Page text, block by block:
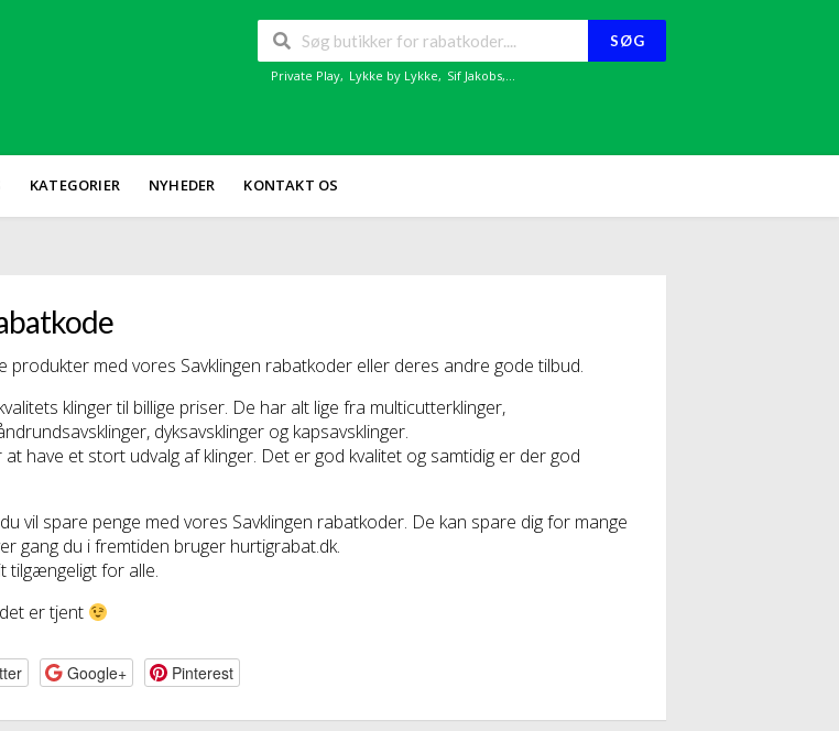
SØG
Private Play, Lykke by Lykke, Sif Jakobs,...
KATEGORIER NYHEDER KONTAKT OS
produkter med vores Savklingen rabatkoder eller deres andre gode tilbud.
klinger til billige priser. De har alt lige fra multicutterklinger,
dyksavsklinger og kapsavsklinger.
have et stort udvalg af klinger. Det er god kvalitet og samtidig er der god
du vil spare penge med vores Savklingen rabatkoder. De kan spare dig for mange
gang du i fremtiden bruger hurtigrabat.dk.
tilgængeligt for alle.
er tjent
Google+ Pinterest